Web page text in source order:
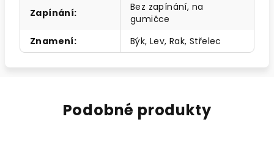
Zapínání:
Bez zapínání, na
gumičce
Znamení: Býk, Lev, Rak, Střelec
Podobné produkty